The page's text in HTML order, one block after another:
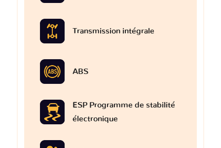
Transmission intégrale
ABS
ESP Programme de stabilité
électronique